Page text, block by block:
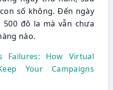
số không. Đến ngày
đô la mà vẫn chưa
nào.
Failures: How Virtual
Your Campaigns